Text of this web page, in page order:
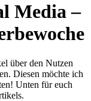
Media –
über den Nutzen
Diesen möchte ich
Unten für euch